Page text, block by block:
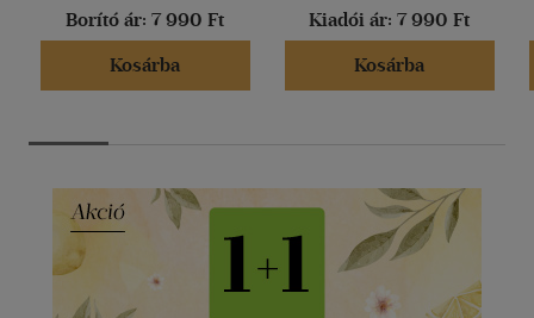
Borító ár: 7 990 Ft
Kosárba
Kiadói ár: 7 990 Ft
Kosárba